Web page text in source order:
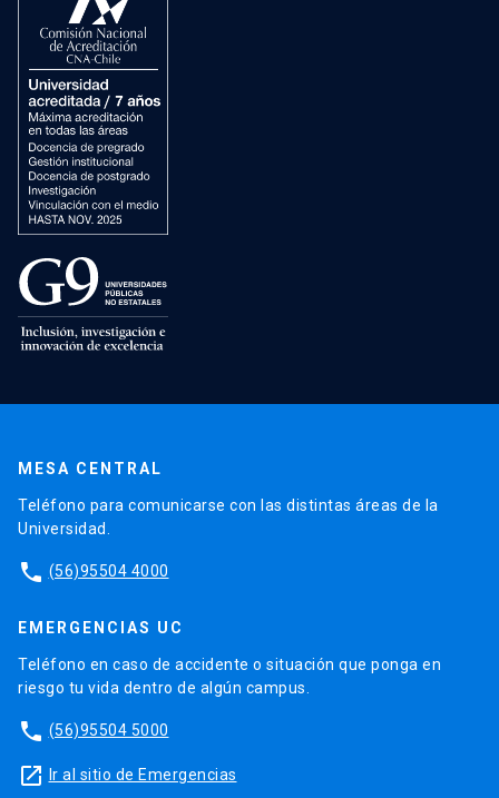
MESA CENTRAL
Teléfono para comunicarse con las distintas áreas de la
Universidad.
phone (56)95504 4000
EMERGENCIAS UC
Teléfono en caso de accidente o situación que ponga en
riesgo tu vida dentro de algún campus.
phone (56)95504 5000
launch Ir al sitio de Emergencias